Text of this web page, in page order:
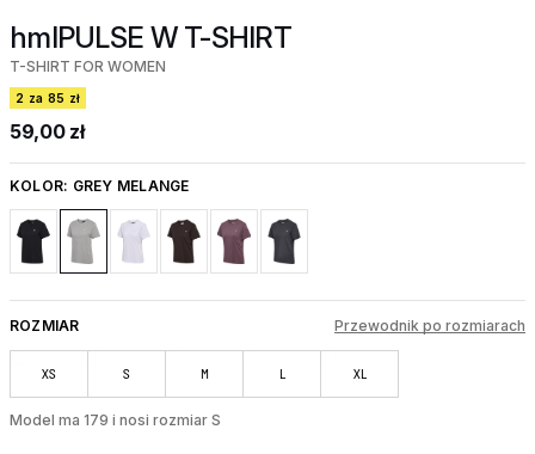
hmlPULSE W T-SHIRT
T-SHIRT FOR WOMEN
2 za 85 zł
59,00 zł
KOLOR: GREY MELANGE
ROZMIAR Przewodnik po rozmiarach
XS S M L XL
Model ma 179 i nosi rozmiar S